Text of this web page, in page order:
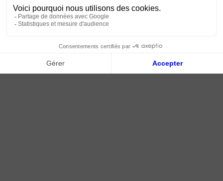
Connexion / Inscription
2018 - 2026 © Tessella, Tous droits réservés